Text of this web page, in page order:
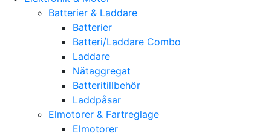
Batterier & Laddare
Batterier
Batteri/Laddare Combo
Laddare
Nätaggregat
Batteritillbehör
Laddpåsar
Elmotorer & Fartreglage
Elmotorer